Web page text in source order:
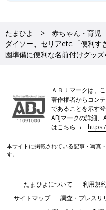
たまひよ 赤ちゃん・育児
ダイソー、セリアetc.「便利す
園準備に便利な名前付けグッズ
ＡＢＪマークは、
著作権者からコン
であることを示す
ABJマークの詳細
はこちら→
本サイトに掲載されている記事・写真
す。
たまひよについて 利用規
サイトマップ
調査・プレスリ